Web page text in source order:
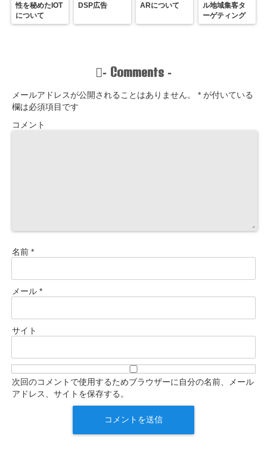
性を秘めたIOT
について
DSP広告
ARについて
ル地域集客タ
ーゲティング
- Comments -
メールアドレスが公開されることはありません。 * が付いている
欄は必須項目です
コメント
名前 *
メール *
サイト
次回のコメントで使用するためブラウザーに自分の名前、メール
アドレス、サイトを保存する。